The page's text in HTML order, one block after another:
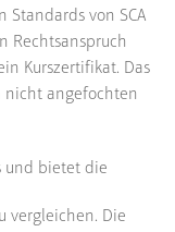
Standards von SCA
Rechtsanspruch
Kurszertifikat. Das
nicht angefochten
und bietet die
vergleichen. Die